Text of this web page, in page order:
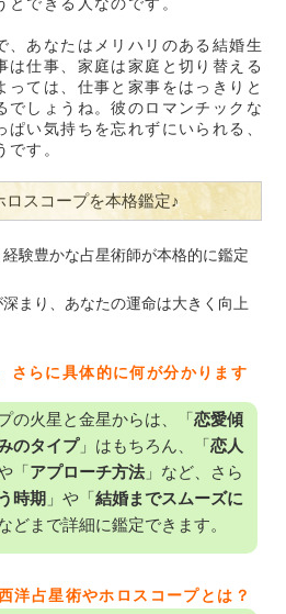
、あなたはメリハリのある結婚生
は仕事、家庭は家庭と切り替える
っては、仕事と家事をはっきりと
でしょうね。彼のロマンチックな
い気持ちを忘れずにいられる、
す。
ロスコープを本格鑑定♪
験豊かな占星術師が本格的に鑑定
まり、あなたの運命は大きく向上
さらに具体的に何が分かります
の火星と金星からは、「恋愛傾
のタイプ」はもちろん、「恋人
「アプローチ方法」など、さら
時期 」や「結婚までスムーズに
どまで詳細に鑑定できます。
洋占星術やホロスコープとは？